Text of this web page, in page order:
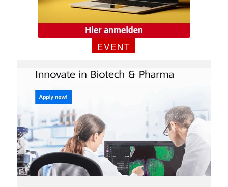
Mit dem |transkript-Newsletter
jede Woche aktuell informiert.
EVENT